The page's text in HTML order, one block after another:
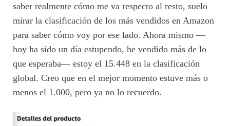
saber realmente cómo me va respecto al resto, suelo
mirar la clasificación de los más vendidos en Amazon
para saber cómo voy por ese lado. Ahora mismo —
hoy ha sido un día estupendo, he vendido más de lo
que esperaba— estoy el 15.448 en la clasificación
global. Creo que en el mejor momento estuve más o
menos el 1.000, pero ya no lo recuerdo.